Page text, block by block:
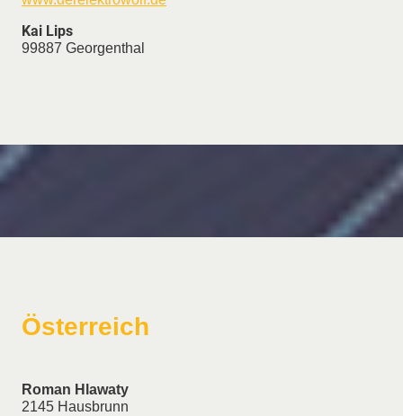
Kai Lips
99887 Georgenthal
Österreich
Roman Hlawaty
2145 Hausbrunn